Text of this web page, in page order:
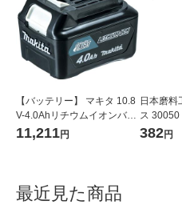
【バッテリー】 マキタ 10.8
V-4.0Ahリチウムイオンバッ
テリ A-59863 BL1040B 1個
11,211円
日本磨料
ス 30050
382円
最近見た商品